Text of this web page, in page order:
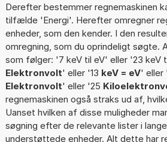
Derefter bestemmer regnemaskinen
tilfælde 'Energi'. Herefter omregner
enheder, som den kender. I den
omregning, som du oprindeligt søgte.
som følger: '7 keV til eV' eller '23 keV
Elektronvolt' eller '13 keV = eV' eller
Elektronvolt' eller '25
regnemaskinen også straks ud af,
Uanset hvilken af disse muligheder
søgning efter de relevante lister i
understøttede enheder. Alt dette har